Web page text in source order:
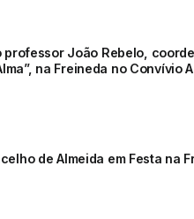
professor João Rebelo,
na Freineda no Convívio
de Almeida em Festa na